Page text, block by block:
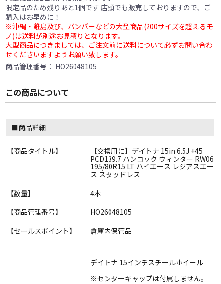
限定品のため残りあと1個です 店頭でも販売しておりますので、ご
購入はお早めに！
※沖縄・離島及び、バンパーなどの大型商品(200サイズを超えるモ
ノ)は送料が別途お見積りとなります。
大型商品につきましては、ご注文前に送料について必ずお問い合わ
せくださいますようお願い致します。
商品管理番号： HO26048105
この商品について
■商品詳細
【商品タイトル】
【交換用に】デイトナ 15in 6.5J +45
PCD139.7 ハンコック ウィンター RW06
195/80R15 LT ハイエース レジアスエー
ス スタッドレス
【数量】
4本
【商品管理番号】
HO26048105
【セールスポイント】
倉庫内保管品
デイトナ 15インチスチールホイール
※センターキャップは付属しません。